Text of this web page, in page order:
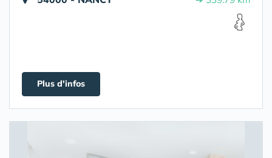
Plus d'infos